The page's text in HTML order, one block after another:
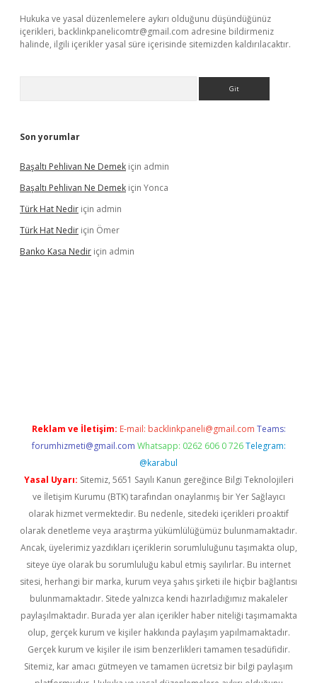
Hukuka ve yasal düzenlemelere aykırı olduğunu düşündüğünüz
içerikleri, backlinkpanelicomtr@gmail.com adresine bildirmeniz
halinde, ilgili içerikler yasal süre içerisinde sitemizden kaldırılacaktır.
Son yorumlar
Başaltı Pehlivan Ne Demek için admin
Başaltı Pehlivan Ne Demek için Yonca
Türk Hat Nedir için admin
Türk Hat Nedir için Ömer
Banko Kasa Nedir için admin
Reklam ve İletişim: E-mail: backlinkpaneli@gmail.com Teams:
forumhizmeti@gmail.com Whatsapp: 0262 606 0 726 Telegram:
@karabul
Yasal Uyarı: Sitemiz, 5651 Sayılı Kanun gereğince Bilgi Teknolojileri
ve İletişim Kurumu (BTK) tarafından onaylanmış bir Yer Sağlayıcı
olarak hizmet vermektedir. Bu nedenle, sitedeki içerikleri proaktif
olarak denetleme veya araştırma yükümlülüğümüz bulunmamaktadır.
Ancak, üyelerimiz yazdıkları içeriklerin sorumluluğunu taşımakta olup,
siteye üye olarak bu sorumluluğu kabul etmiş sayılırlar. Bu internet
sitesi, herhangi bir marka, kurum veya şahıs şirketi ile hiçbir bağlantısı
bulunmamaktadır. Sitede yalnızca kendi hazırladığımız makaleler
paylaşılmaktadır. Burada yer alan içerikler haber niteliği taşımamakta
olup, gerçek kurum ve kişiler hakkında paylaşım yapılmamaktadır.
Gerçek kurum ve kişiler ile isim benzerlikleri tamamen tesadüfidir.
Sitemiz, kar amacı gütmeyen ve tamamen ücretsiz bir bilgi paylaşım